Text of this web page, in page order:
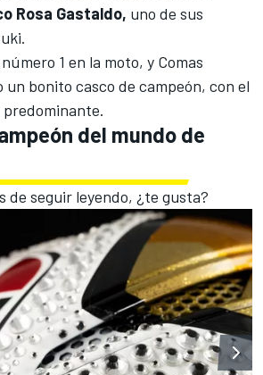
Rosa Gastaldo, uno de sus
.
1 en la moto, y Comas
un bonito casco de campeón, con el
del mundo de
de seguir leyendo, ¿te gusta?